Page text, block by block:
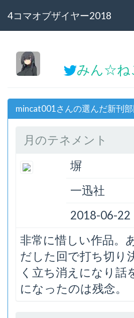
4コマオブザイヤー2018
みん☆ね
mincat001さんの選んだ新刊
月のテネメント
塀
一迅社
2018-06-22
非常に惜しい作品。
だした回で打ち切り
く立ち消えになり話
になったのは残念。